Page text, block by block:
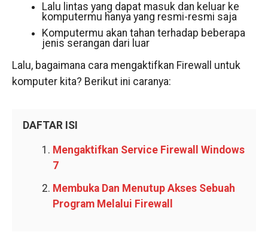
Lalu lintas yang dapat masuk dan keluar ke
komputermu hanya yang resmi-resmi saja
Komputermu akan tahan terhadap beberapa
jenis serangan dari luar
Lalu, bagaimana cara mengaktifkan Firewall untuk
komputer kita? Berikut ini caranya:
DAFTAR ISI
Mengaktifkan Service Firewall Windows
7
Membuka Dan Menutup Akses Sebuah
Program Melalui Firewall